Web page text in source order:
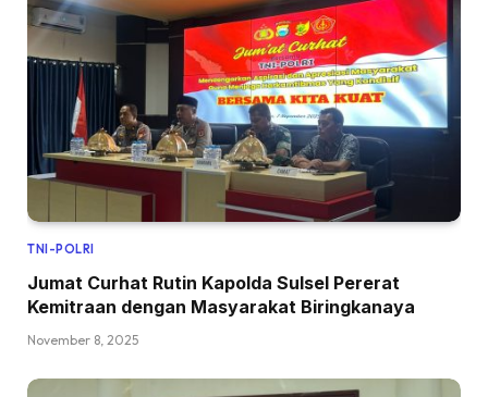
TNI-POLRI
Jumat Curhat Rutin Kapolda Sulsel Pererat
Kemitraan dengan Masyarakat Biringkanaya
November 8, 2025